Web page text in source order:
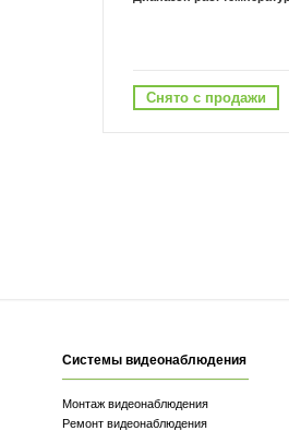
Снято с продажи
Системы видеонаблюдения
Монтаж видеонаблюдения
Ремонт видеонаблюдения